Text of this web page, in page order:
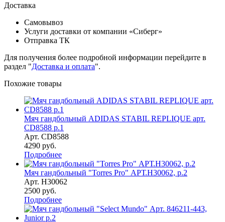
Доставка
Самовывоз
Услуги доставки от компании «Сиберг»
Отправка ТК
Для получения более подробной информации перейдите в
раздел "Доставка и оплата".
Похожие товары
Мяч гандбольный ADIDAS STABIL REPLIQUE арт.
CD8588 р.1
Арт. CD8588
4290 руб.
Подробнее
Мяч гандбольный "Torres Pro" АРТ.H30062, р.2
Арт. H30062
2500 руб.
Подробнее